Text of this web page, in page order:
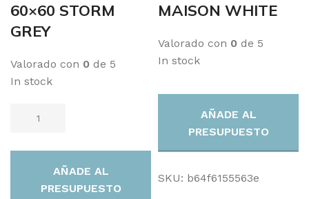
60×60 STORM
GREY
Valorado con 0 de 5
In stock
AÑADE AL
PRESUPUESTO
MAISON WHITE
Valorado con 0 de 5
In stock
AÑADE AL
PRESUPUESTO
SKU: b64f6155563e